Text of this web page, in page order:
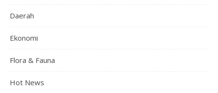
Daerah
Ekonomi
Flora & Fauna
Hot News